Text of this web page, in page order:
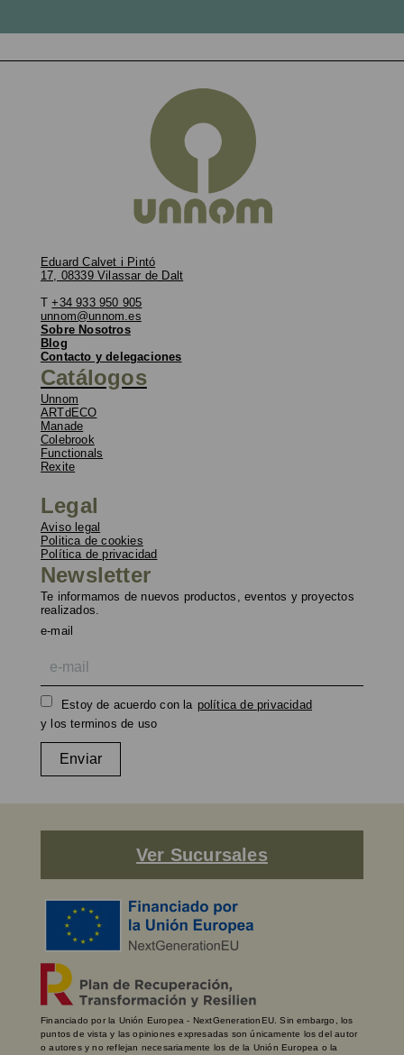
Eduard Calvet i Pintó
17, 08339 Vilassar de Dalt
T+34 933 950 905
unnom@unnom.es
Sobre Nosotros
Blog
Contacto y delegaciones
Catálogos
Unnom
ARTdECO
Manade
Colebrook
Functionals
Rexite
Legal
Aviso legal
Politica de cookies
Política de privacidad
Newsletter
Te informamos de nuevos productos, eventos y proyectos
realizados.
e-mail
Estoy de acuerdo con la política de privacidad
y los terminos de uso
Enviar
Ver Sucursales
Financiado por la Unión Europea - NextGenerationEU. Sin embargo, los
puntos de vista y las opiniones expresadas son únicamente los del autor
o autores y no reflejan necesariamente los de la Unión Europea o la